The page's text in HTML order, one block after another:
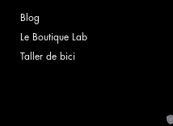
Blog
Le Boutique Lab
Taller de bici